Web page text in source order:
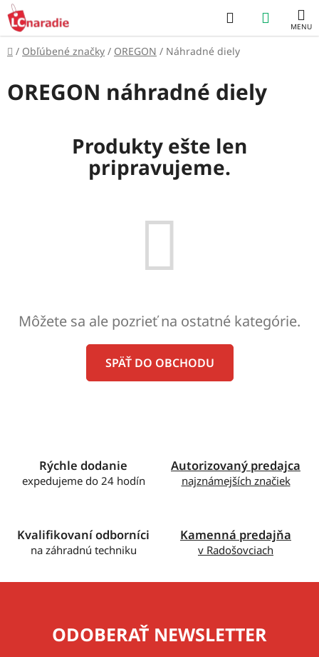
Prejsť
na
obsah
Hľadať
KOŠÍK
Domov
/ Obľúbené značky / OREGON / Náhradné diely
OREGON náhradné diely
Produkty ešte len
pripravujeme.
Môžete sa ale pozrieť na ostatné kategórie.
SPÄŤ DO OBCHODU
Rýchle dodanie
expedujeme do 24 hodín
Autorizovaný predajca
najznámejších značiek
Kvalifikovaní odborníci
na záhradnú techniku
Kamenná predajňa
v Radošovciach
ODOBERAŤ NEWSLETTER